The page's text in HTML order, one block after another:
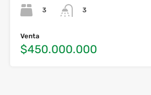
3
3
Venta
$450.000.000